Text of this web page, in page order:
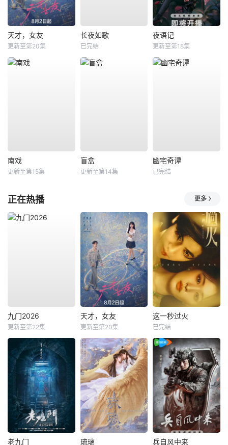
天才，女友
更新至第20集
长夜如歌
已完结
夜语记
更新至第18集
南戏
更新至第15集
盲盒
更新至第14集
幽宅奇谭
已完结
正在热播 更多
九门2026
更新至第22集
天才，女友
更新至第20集
这一秒过火
已完结
老九门 琉璃 兵自风中来